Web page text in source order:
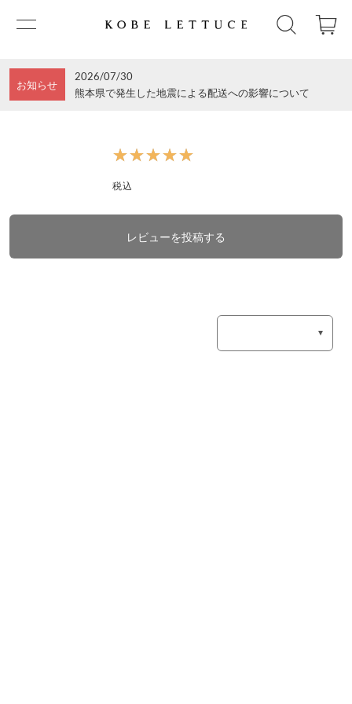
お知らせ
2026/07/30
熊本県で発生した地震による配送への影響について
★★★★★
★★★★★
税込
レビューを投稿する